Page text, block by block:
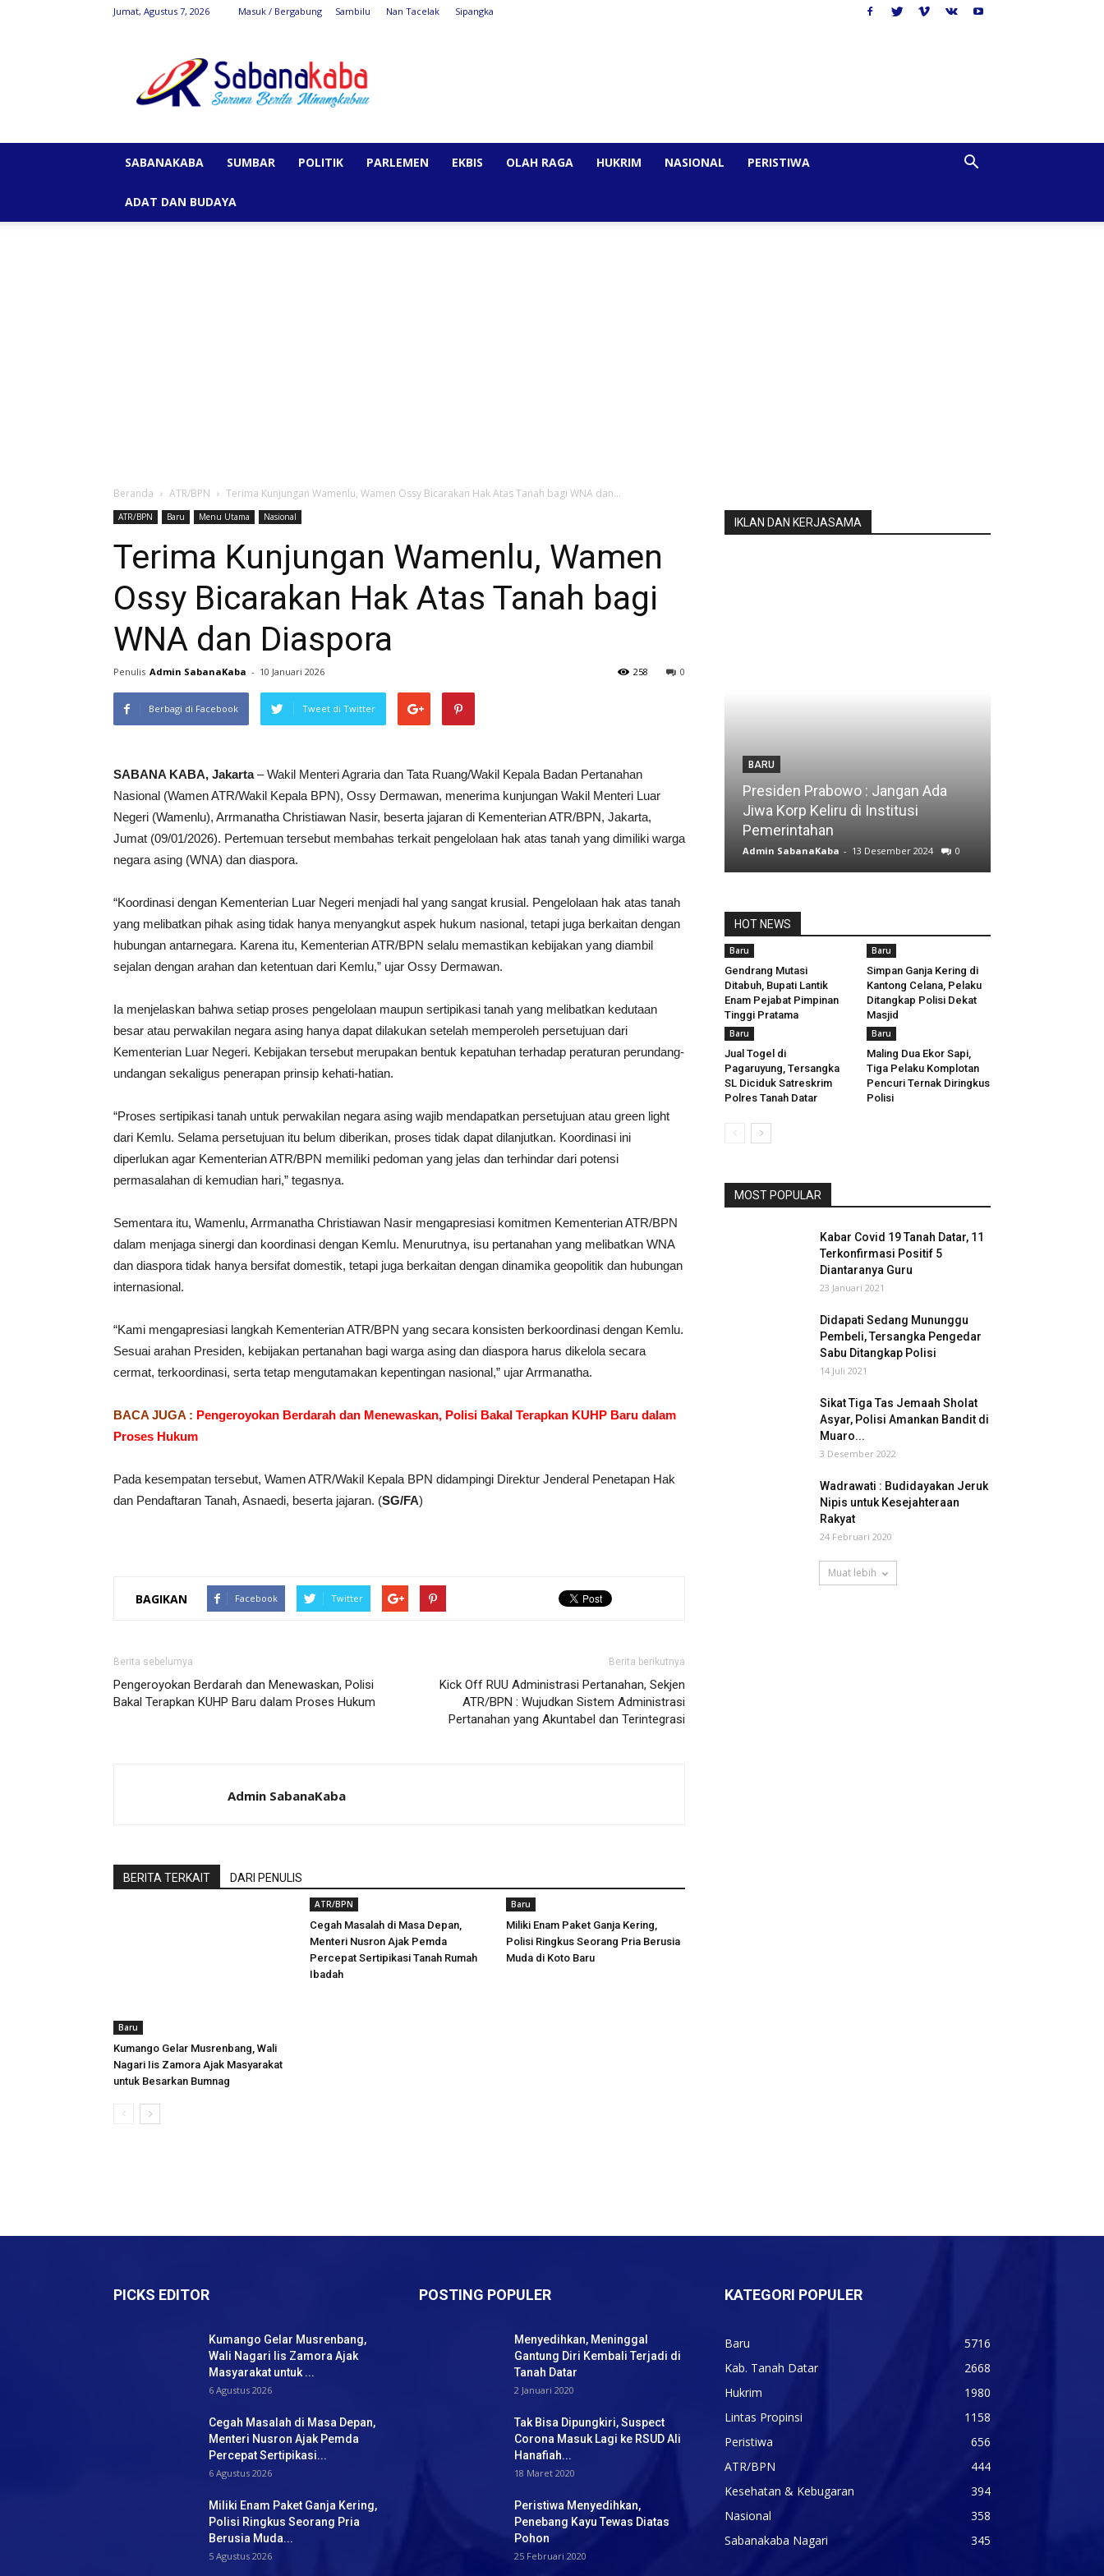
Jumat, Agustus 7, 2026 Masuk / Bergabung Sambilu Nan Tacelak Sipangka
SABANAKABA SUMBAR POLITIK PARLEMEN EKBIS OLAH RAGA HUKRIM NASIONAL PERISTIWA
ADAT DAN BUDAYA
Beranda ATR/BPN Terima Kunjungan Wamenlu, Wamen Ossy Bicarakan Hak Atas Tanah bagi WNA dan...
ATR/BPN Baru Menu Utama Nasional
Terima Kunjungan Wamenlu, Wamen
Ossy Bicarakan Hak Atas Tanah bagi
WNA dan Diaspora
Penulis Admin SabanaKaba - 10 Januari 2026 0
258
Berbagi di Facebook Tweet di Twitter
SABANA KABA, Jakarta– Wakil Menteri Agraria dan Tata Ruang/Wakil Kepala Badan Pertanahan
Nasional (Wamen ATR/Wakil Kepala BPN), Ossy Dermawan, menerima kunjungan Wakil Menteri Luar
Negeri (Wamenlu), Arrmanatha Christiawan Nasir, beserta jajaran di Kementerian ATR/BPN, Jakarta,
Jumat (09/01/2026). Pertemuan tersebut membahas terkait pengelolaan hak atas tanah yang dimiliki warga
negara asing (WNA) dan diaspora.
“Koordinasi dengan Kementerian Luar Negeri menjadi hal yang sangat krusial. Pengelolaan hak atas tanah
yang melibatkan pihak asing tidak hanya menyangkut aspek hukum nasional, tetapi juga berkaitan dengan
hubungan antarnegara. Karena itu, Kementerian ATR/BPN selalu memastikan kebijakan yang diambil
sejalan dengan arahan dan ketentuan dari Kemlu,” ujar Ossy Dermawan.
Ia menjelaskan bahwa setiap proses pengelolaan maupun sertipikasi tanah yang melibatkan kedutaan
besar atau perwakilan negara asing hanya dapat dilakukan setelah memperoleh persetujuan dari
Kementerian Luar Negeri. Kebijakan tersebut merupakan bentuk kepatuhan terhadap peraturan perundang-
undangan sekaligus penerapan prinsip kehati-hatian.
“Proses sertipikasi tanah untuk perwakilan negara asing wajib mendapatkan persetujuan atau green light
dari Kemlu. Selama persetujuan itu belum diberikan, proses tidak dapat dilanjutkan. Koordinasi ini
diperlukan agar Kementerian ATR/BPN memiliki pedoman yang jelas dan terhindar dari potensi
permasalahan di kemudian hari,” tegasnya.
Sementara itu, Wamenlu, Arrmanatha Christiawan Nasir mengapresiasi komitmen Kementerian ATR/BPN
dalam menjaga sinergi dan koordinasi dengan Kemlu. Menurutnya, isu pertanahan yang melibatkan WNA
dan diaspora tidak hanya bersifat domestik, tetapi juga berkaitan dengan dinamika geopolitik dan hubungan
internasional.
“Kami mengapresiasi langkah Kementerian ATR/BPN yang secara konsisten berkoordinasi dengan Kemlu.
Sesuai arahan Presiden, kebijakan pertanahan bagi warga asing dan diaspora harus dikelola secara
cermat, terkoordinasi, serta tetap mengutamakan kepentingan nasional,” ujar Arrmanatha.
BACA JUGA : Pengeroyokan Berdarah dan Menewaskan, Polisi Bakal Terapkan KUHP Baru dalam
Proses Hukum
Pada kesempatan tersebut, Wamen ATR/Wakil Kepala BPN didampingi Direktur Jenderal Penetapan Hak
dan Pendaftaran Tanah, Asnaedi, beserta jajaran. (SG/FA)
BAGIKAN Facebook Twitter
Berita sebelumya
Pengeroyokan Berdarah dan Menewaskan, Polisi
Bakal Terapkan KUHP Baru dalam Proses Hukum
Berita berikutnya
Kick Off RUU Administrasi Pertanahan, Sekjen
ATR/BPN : Wujudkan Sistem Administrasi
Pertanahan yang Akuntabel dan Terintegrasi
Admin SabanaKaba
BERITA TERKAIT DARI PENULIS
Baru
Kumango Gelar Musrenbang, Wali
Nagari Iis Zamora Ajak Masyarakat
untuk Besarkan Bumnag
ATR/BPN
Cegah Masalah di Masa Depan,
Menteri Nusron Ajak Pemda
Percepat Sertipikasi Tanah Rumah
Ibadah
Baru
Miliki Enam Paket Ganja Kering,
Polisi Ringkus Seorang Pria Berusia
Muda di Koto Baru
IKLAN DAN KERJASAMA
BARU
Presiden Prabowo : Jangan Ada
Jiwa Korp Keliru di Institusi
Pemerintahan
Admin SabanaKaba - 13 Desember 2024 0
HOT NEWS
Baru
Gendrang Mutasi
Ditabuh, Bupati Lantik
Enam Pejabat Pimpinan
Tinggi Pratama
Baru
Simpan Ganja Kering di
Kantong Celana, Pelaku
Ditangkap Polisi Dekat
Masjid
Baru
Jual Togel di
Pagaruyung, Tersangka
SL Diciduk Satreskrim
Polres Tanah Datar
Baru
Maling Dua Ekor Sapi,
Tiga Pelaku Komplotan
Pencuri Ternak Diringkus
Polisi
MOST POPULAR
Kabar Covid 19 Tanah Datar, 11
Terkonfirmasi Positif 5
Diantaranya Guru
23 Januari 2021
Didapati Sedang Mununggu
Pembeli, Tersangka Pengedar
Sabu Ditangkap Polisi
14 Juli 2021
Sikat Tiga Tas Jemaah Sholat
Asyar, Polisi Amankan Bandit di
Muaro...
3 Desember 2022
Wadrawati : Budidayakan Jeruk
Nipis untuk Kesejahteraan
Rakyat
24 Februari 2020
Muat lebih
PICKS EDITOR
Kumango Gelar Musrenbang,
Wali Nagari Iis Zamora Ajak
Masyarakat untuk ...
6 Agustus 2026
Cegah Masalah di Masa Depan,
Menteri Nusron Ajak Pemda
Percepat Sertipikasi...
6 Agustus 2026
Miliki Enam Paket Ganja Kering,
Polisi Ringkus Seorang Pria
Berusia Muda...
5 Agustus 2026
POSTING POPULER
Menyedihkan, Meninggal
Gantung Diri Kembali Terjadi di
Tanah Datar
2 Januari 2020
Tak Bisa Dipungkiri, Suspect
Corona Masuk Lagi ke RSUD Ali
Hanafiah...
18 Maret 2020
Peristiwa Menyedihkan,
Penebang Kayu Tewas Diatas
Pohon
25 Februari 2020
KATEGORI POPULER
Baru
5716
Kab. Tanah Datar
2668
Hukrim
1980
Lintas Propinsi
1158
Peristiwa
656
ATR/BPN
444
Kesehatan & Kebugaran
394
Nasional
358
Sabanakaba Nagari
345